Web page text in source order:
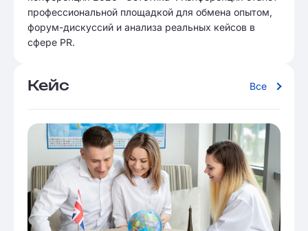
профессиональной площадкой для обмена опытом,
форум-дискуссий и анализа реальных кейсов в
сфере PR.
Кейс Все